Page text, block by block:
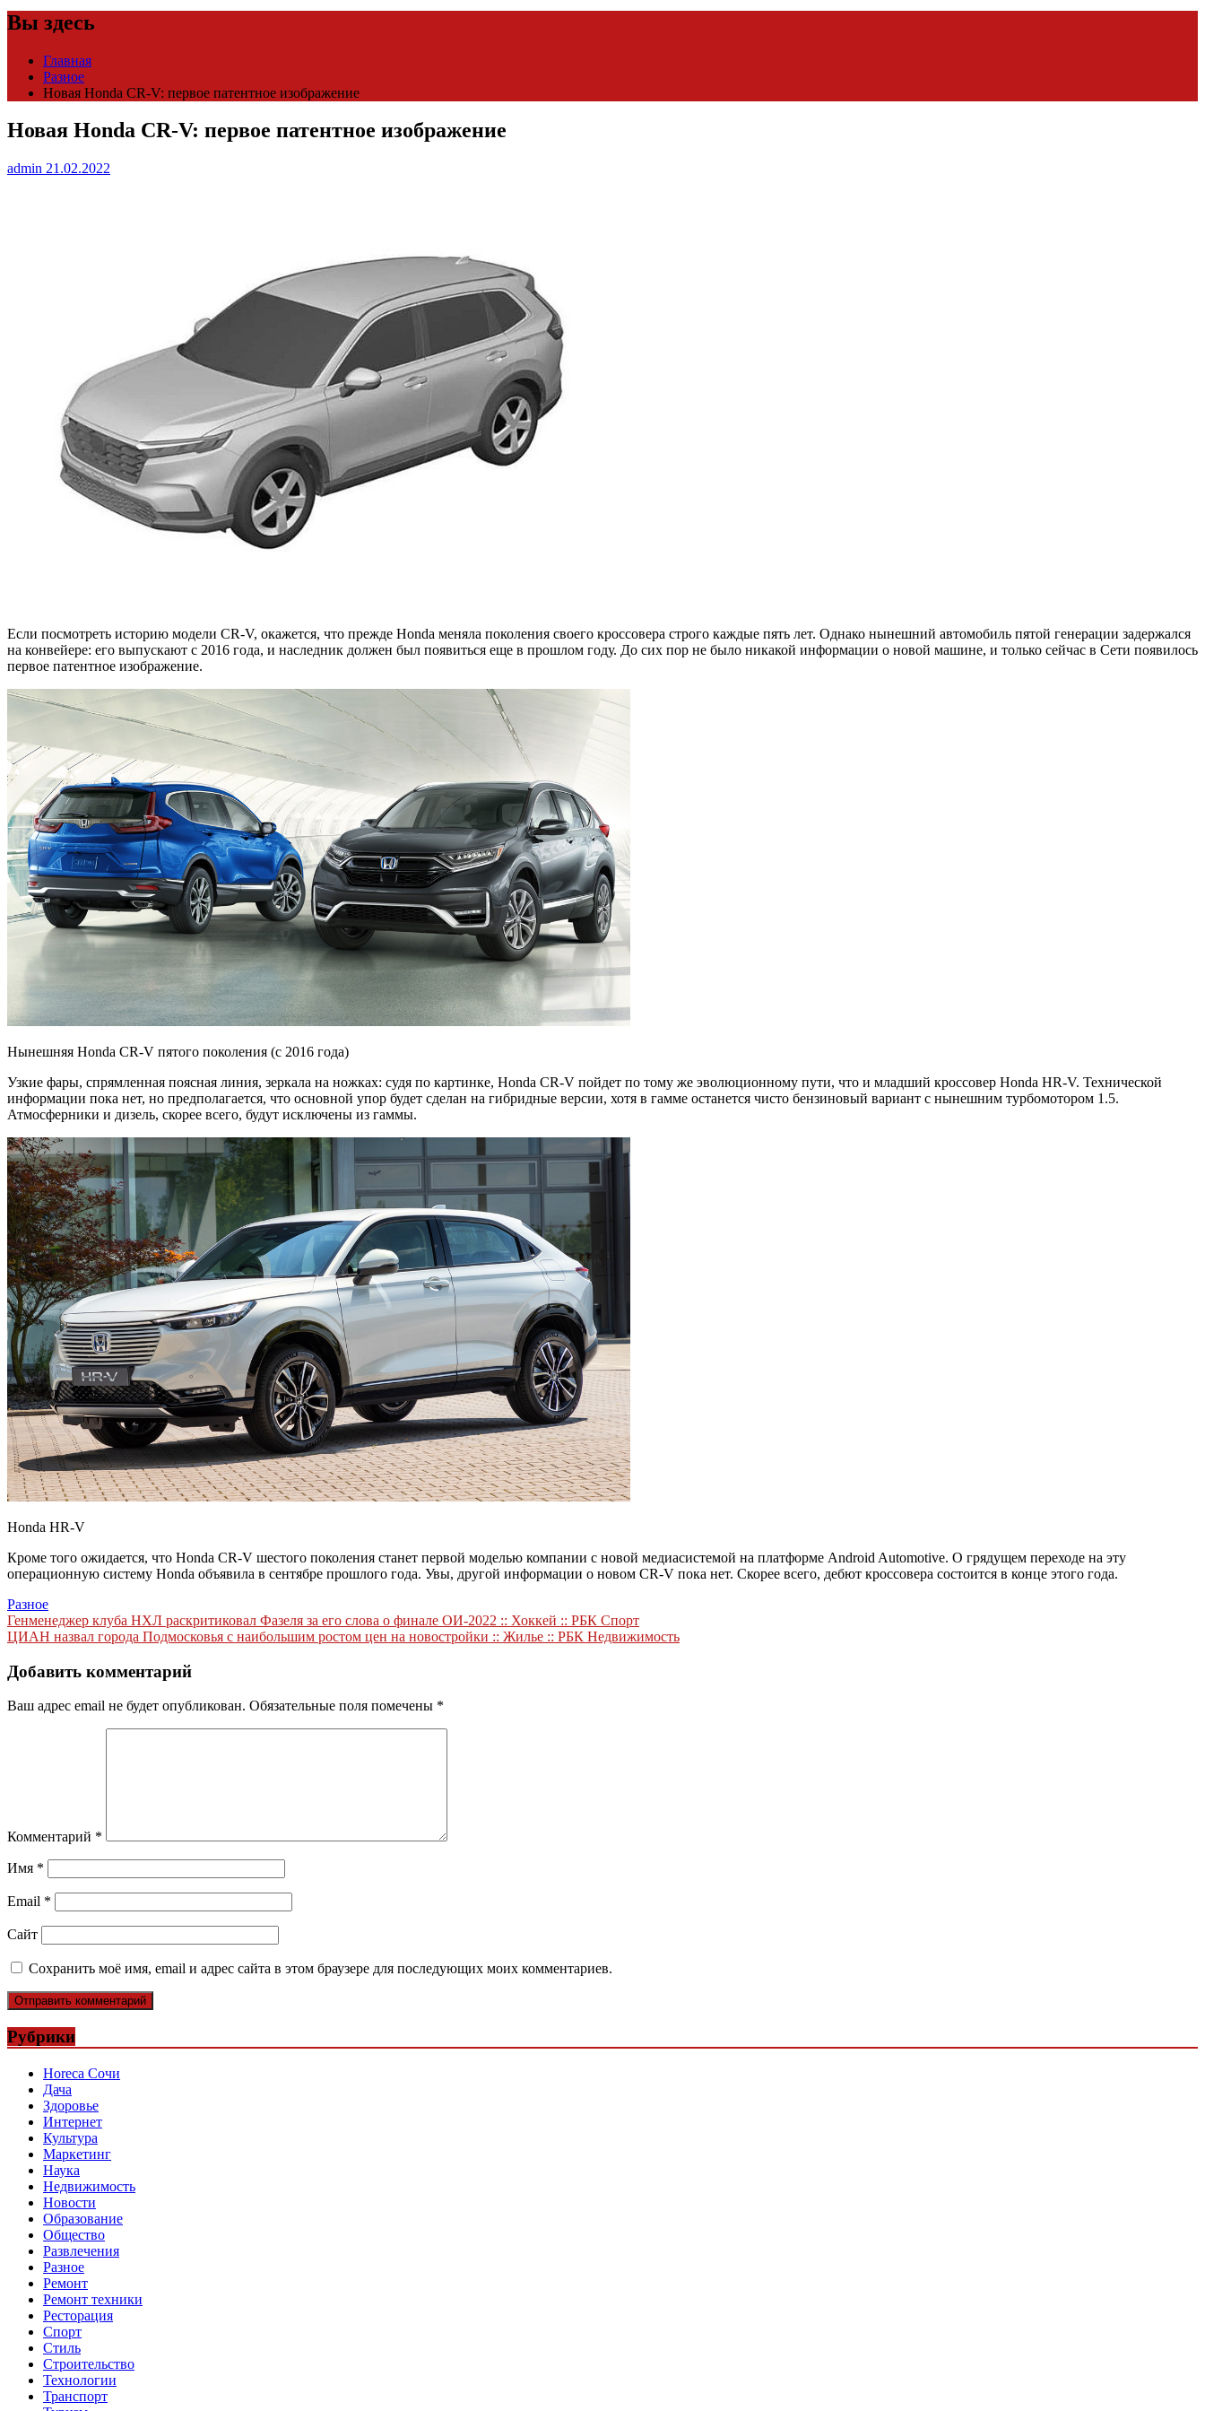
Вы здесь
Главная
Разное
Новая Honda CR-V: первое патентное изображение
Новая Honda CR-V: первое патентное изображение
admin 21.02.2022
Если посмотреть историю модели CR-V, окажется, что прежде Honda меняла поколения своего кроссовера строго каждые пять лет. Однако нынешний автомобиль пятой генерации задержался
на конвейере: его выпускают с 2016 года, и наследник должен был появиться еще в прошлом году. До сих пор не было никакой информации о новой машине, и только сейчас в Сети появилось
первое патентное изображение.
Нынешняя Honda CR-V пятого поколения (с 2016 года)
Узкие фары, спрямленная поясная линия, зеркала на ножках: судя по картинке, Honda CR-V пойдет по тому же эволюционному пути, что и младший кроссовер Honda HR-V. Технической
информации пока нет, но предполагается, что основной упор будет сделан на гибридные версии, хотя в гамме останется чисто бензиновый вариант с нынешним турбомотором 1.5.
Атмосферники и дизель, скорее всего, будут исключены из гаммы.
Honda HR-V
Кроме того ожидается, что Honda CR-V шестого поколения станет первой моделью компании с новой медиасистемой на платформе Android Automotive. О грядущем переходе на эту
операционную систему Honda объявила в сентябре прошлого года. Увы, другой информации о новом CR-V пока нет. Скорее всего, дебют кроссовера состоится в конце этого года.
Разное
Навигация
по
записям
Генменеджер клуба НХЛ раскритиковал Фазеля за его слова о финале ОИ-2022 :: Хоккей :: РБК Спорт
ЦИАН назвал города Подмосковья с наибольшим ростом цен на новостройки :: Жилье :: РБК Недвижимость
Добавить комментарий
Ваш адрес email не будет опубликован. Обязательные поля помечены *
Комментарий *
Имя *
Email *
Сайт
Сохранить моё имя, email и адрес сайта в этом браузере для последующих моих комментариев.
Рубрики
Horeca Сочи
Дача
Здоровье
Интернет
Культура
Маркетинг
Наука
Недвижимость
Новости
Образование
Общество
Развлечения
Разное
Ремонт
Ремонт техники
Ресторация
Спорт
Стиль
Строительство
Технологии
Транспорт